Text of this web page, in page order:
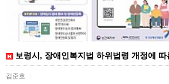
보령시, 장애인복지법 하위법령 개정에
김준호